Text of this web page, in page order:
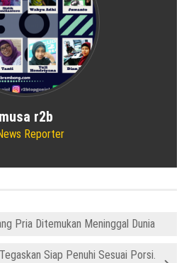
musa r2b
Reporter
Pria Ditemukan Meninggal Dunia
Siap Penuhi Sesuai Porsi.